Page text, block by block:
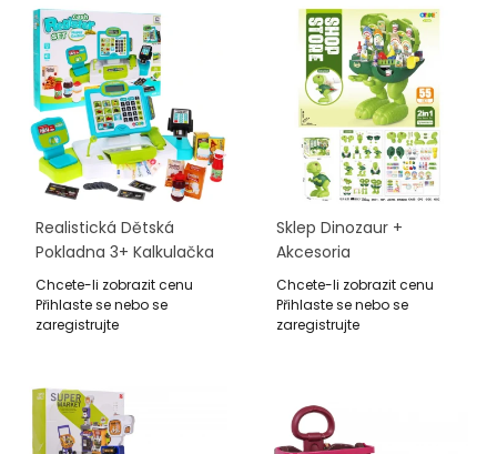
Realistická Dětská
Pokladna 3+ Kalkulačka
S Dotykovým Panelem
+ Skener + Imitace Jídla
Chcete-li zobrazit cenu
Přihlaste se nebo se
zaregistrujte
Sklep Dinozaur +
Akcesoria
Chcete-li zobrazit cenu
Přihlaste se nebo se
zaregistrujte